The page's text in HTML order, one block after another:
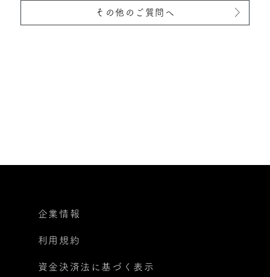
その他のご質問へ
企業情報
利用規約
資金決済法に基づく表示